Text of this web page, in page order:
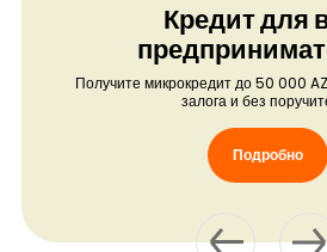
Кредит для
Получите микрокредит до 50 000
залога и без
Подробно